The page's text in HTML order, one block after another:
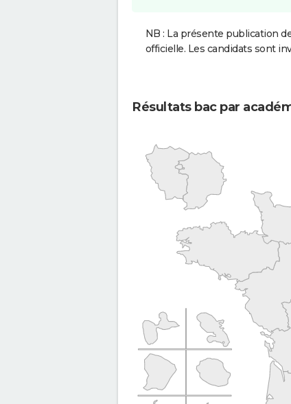
NB : La présente publication
officielle. Les candidats sont
Résultats bac par